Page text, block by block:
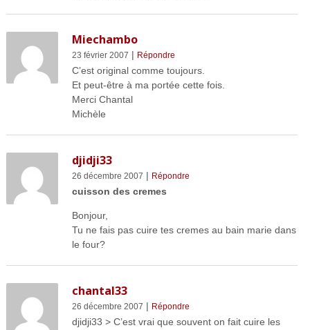
Miechambo
23 février 2007 | Répondre
C’est original comme toujours.
Et peut-être à ma portée cette fois.
Merci Chantal
Michèle
djidji33
26 décembre 2007 | Répondre
cuisson des cremes
Bonjour,
Tu ne fais pas cuire tes cremes au bain marie dans
le four?
chantal33
26 décembre 2007 | Répondre
djidji33 > C’est vrai que souvent on fait cuire les